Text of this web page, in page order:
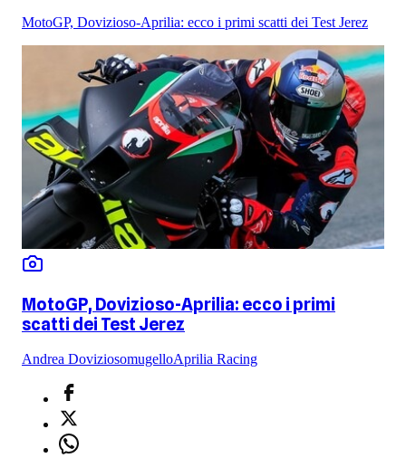
MotoGP, Dovizioso-Aprilia: ecco i primi scatti dei Test Jerez
MotoGP, Dovizioso-Aprilia: ecco i primi
scatti dei Test Jerez
Andrea DoviziosomugelloAprilia Racing